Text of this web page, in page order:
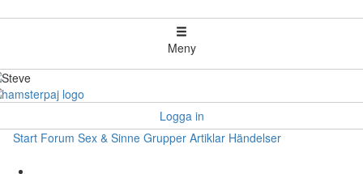
Meny
Logga in
Start Forum Sex & Sinne Grupper Artiklar Händelser